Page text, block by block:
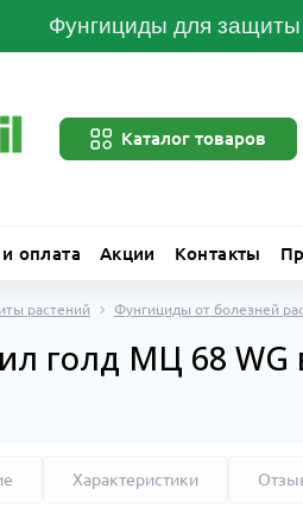
Фунгициды для
Каталог товаров
оплата Акции Контакты
растений Фунгициды от болезней
голд МЦ 68 WG
Характеристики